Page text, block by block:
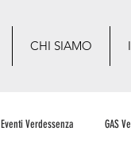
CHI SIAMO
Eventi Verdessenza GAS